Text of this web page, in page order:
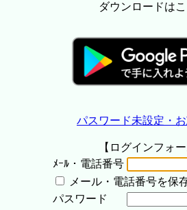
ダウンロードは
パスワード未設定・
【ログインフォー
ﾒｰﾙ・電話番号
メール・電話番号を保
パスワード